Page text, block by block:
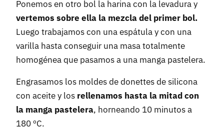
Ponemos en otro bol la harina con la levadura y
vertemos sobre ella la mezcla del primer bol.
Luego trabajamos con una espátula y con una
varilla hasta conseguir una masa totalmente
homogénea que pasamos a una manga pastelera.
Engrasamos los moldes de donettes de silicona
con aceite y los rellenamos hasta la mitad con
la manga pastelera, horneando 10 minutos a
180 ºC.